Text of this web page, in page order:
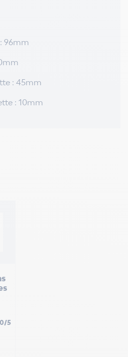
96mm
: 45mm
: 10mm
5